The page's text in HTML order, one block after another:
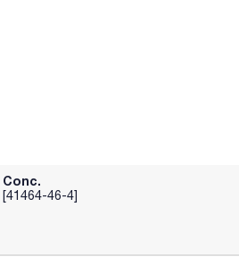
Conc.
[41464-46-4]